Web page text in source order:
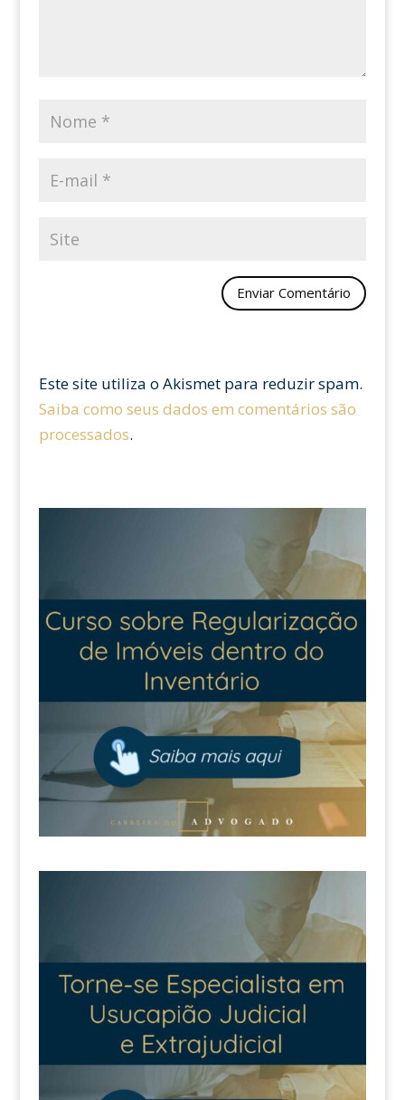
Este site utiliza o Akismet para reduzir spam.
Saiba como seus dados em comentários são
processados.